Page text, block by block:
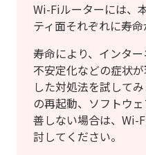
Wi-Fiルーターには、
ティ面それぞれに寿命
寿命により、インタ
不安定化などの症状
した対処法を試して
の再起動、ソフトウ
善しない場合は、Wi-
討してください。